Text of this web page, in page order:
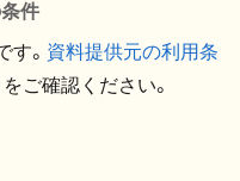
件
。 資料提供元の利用条
ご確認ください。